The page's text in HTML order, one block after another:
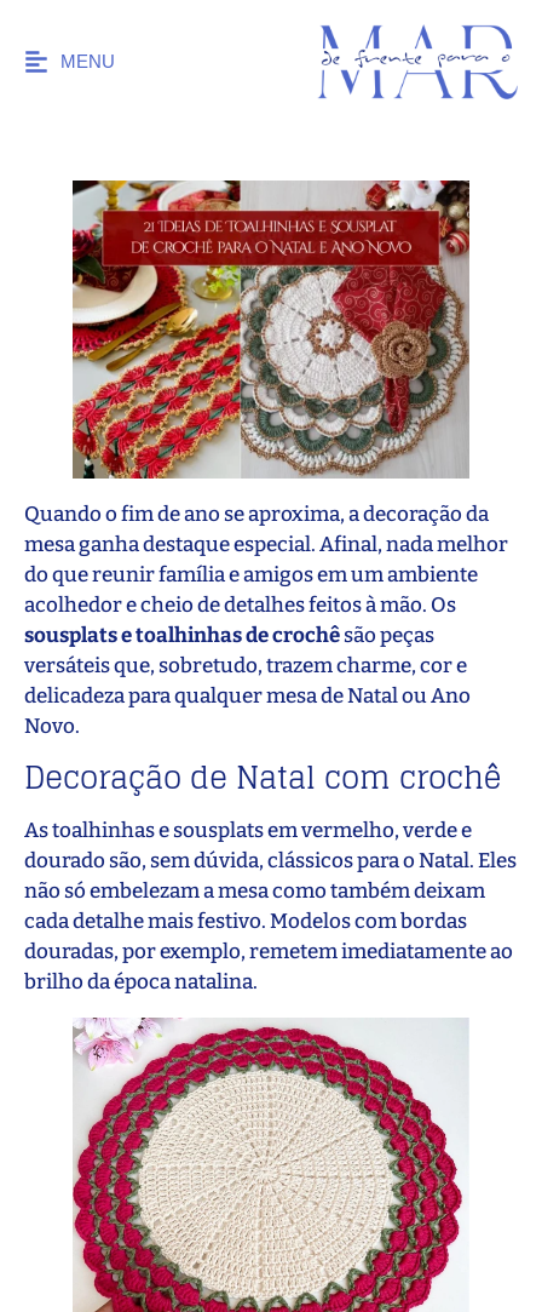
MENU
Quando o fim de ano se aproxima, a decoração da
mesa ganha destaque especial. Afinal, nada melhor
do que reunir família e amigos em um ambiente
acolhedor e cheio de detalhes feitos à mão. Os
sousplats e toalhinhas de crochêsão peças
versáteis que, sobretudo, trazem charme, cor e
delicadeza para qualquer mesa de Natal ou Ano
Novo.
Decoração de Natal com crochê
As toalhinhas e sousplats em vermelho, verde e
dourado são, sem dúvida, clássicos para o Natal. Eles
não só embelezam a mesa como também deixam
cada detalhe mais festivo. Modelos com bordas
douradas, por exemplo, remetem imediatamente ao
brilho da época natalina.